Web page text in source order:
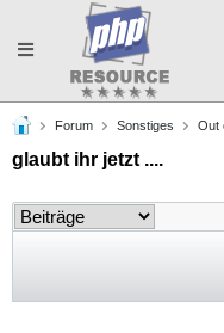
Toggle
navigation
Forum Sonstiges Out
glaubt ihr jetzt ....